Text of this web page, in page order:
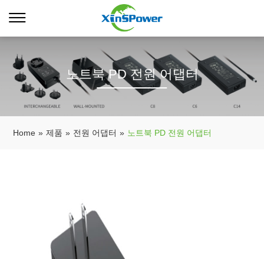
노트북 PD 전원 어댑터
Home » 제품 » 전원 어댑터 » 노트북 PD 전원 어댑터